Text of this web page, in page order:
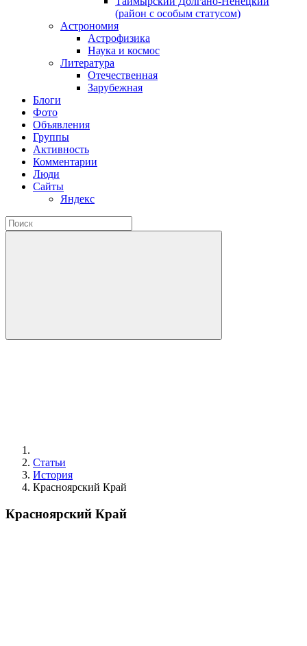
(район с особым статусом)
Астрономия
Астрофизика
Наука и космос
Литература
Отечественная
Зарубежная
Блоги
Фото
Объявления
Группы
Активность
Комментарии
Люди
Сайты
Яндекс
Статьи
История
Красноярский Край
Красноярский Край